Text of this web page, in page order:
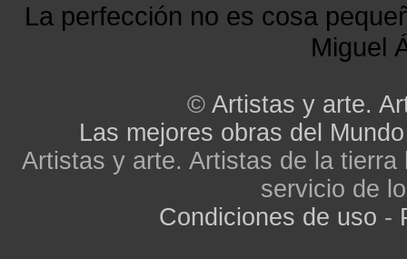
La perfección no es cosa
Miguel
© Artistas y arte.
Las mejores obras del Mundo
Artistas y arte. Artistas de la
servicio de
Condiciones de uso -